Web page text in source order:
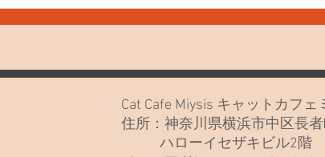
のねこたち
な
Cat Cafe Miysis キャットカフ
住所：神奈川県横浜市中区長
ハローイセザキビル2階